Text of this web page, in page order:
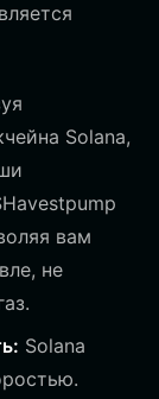
Solana,
вам
не
Solana